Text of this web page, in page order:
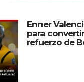
Enner
para
refuerzo de